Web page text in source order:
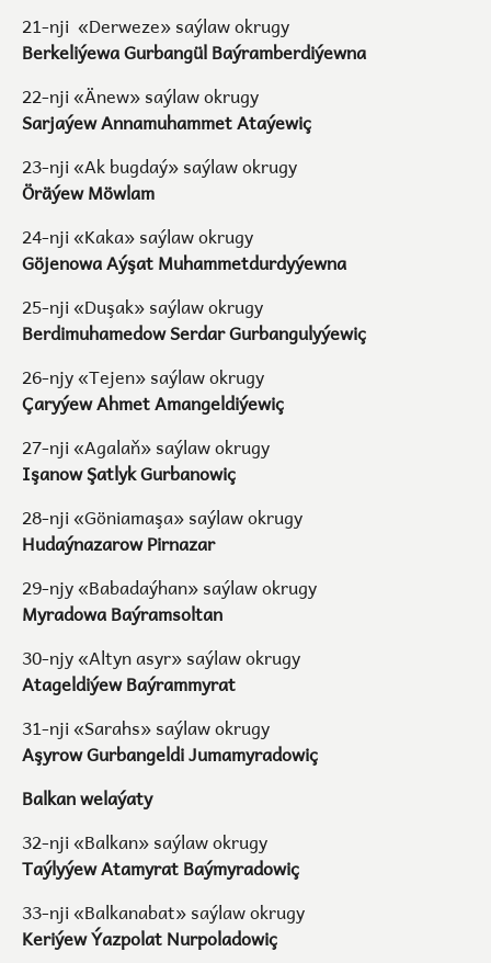
21-nji «Derweze» saýlaw okrugy
Berkeliýewa Gurbangül Baýramberdiýewna
22-nji «Änew» saýlaw okrugy
Sarjaýew Annamuhammet Ataýewiç
23-nji «Ak bugdaý» saýlaw okrugy
Öräýew Möwlam
24-nji «Kaka» saýlaw okrugy
Göjenowa Aýşat Muhammetdurdyýewna
25-nji «Duşak» saýlaw okrugy
Berdimuhamedow Serdar Gurbangulyýewiç
26-njy «Tejen» saýlaw okrugy
Çaryýew Ahmet Amangeldiýewiç
27-nji «Agalaň» saýlaw okrugy
Işanow Şatlyk Gurbanowiç
28-nji «Göniamaşa» saýlaw okrugy
Hudaýnazarow Pirnazar
29-njy «Babadaýhan» saýlaw okrugy
Myradowa Baýramsoltan
30-njy «Altyn asyr» saýlaw okrugy
Atageldiýew Baýrammyrat
31-nji «Sarahs» saýlaw okrugy
Aşyrow Gurbangeldi Jumamyradowiç
Balkan welaýaty
32-nji «Balkan» saýlaw okrugy
Taýlyýew Atamyrat Baýmyradowiç
33-nji «Balkanabat» saýlaw okrugy
Keriýew Ýazpolat Nurpoladowiç